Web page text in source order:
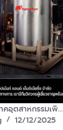
อุตสาหกรรมเพิ…
12/12/2025